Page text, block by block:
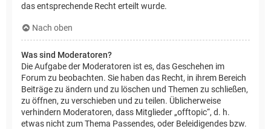
das entsprechende Recht erteilt wurde.
Nach oben
Was sind Moderatoren?
Die Aufgabe der Moderatoren ist es, das Geschehen im
Forum zu beobachten. Sie haben das Recht, in ihrem Bereich
Beiträge zu ändern und zu löschen und Themen zu schließen,
zu öffnen, zu verschieben und zu teilen. Üblicherweise
verhindern Moderatoren, dass Mitglieder „offtopic“, d. h.
etwas nicht zum Thema Passendes, oder Beleidigendes bzw.